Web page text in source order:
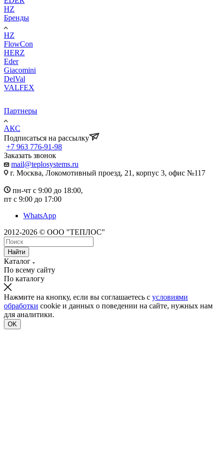
HZ
Бренды
HZ
FlowCon
HERZ
Eder
Giacomini
DelVal
VALFEX
Партнеры
АКС
Подписаться на рассылку
+7 963 776-91-98
Заказать звонок
mail@teplosystems.ru
г. Москва, Локомотивный проезд, 21, корпус 3, офис №117
пн-чт с 9:00 до 18:00,
пт с 9:00 до 17:00
WhatsApp
2012-2026 © ООО "ТЕПЛОС"
Найти
Каталог
По всему сайту
По каталогу
Нажмите на кнопку, если вы соглашаетесь с условиями
обработки cookie и данных о поведении на сайте, нужных нам
для аналитики.
OK